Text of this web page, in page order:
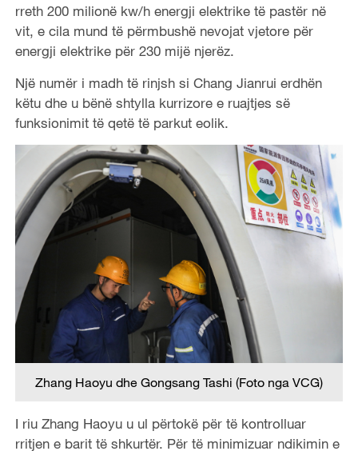
rreth 200 milionë kw/h energji elektrike të pastër në
vit, e cila mund të përmbushë nevojat vjetore për
energji elektrike për 230 mijë njerëz.
Një numër i madh të rinjsh si Chang Jianrui erdhën
këtu dhe u bënë shtylla kurrizore e ruajtjes së
funksionimit të qetë të parkut eolik.
Zhang Haoyu dhe Gongsang Tashi (Foto nga VCG)
I riu Zhang Haoyu u ul përtokë për të kontrolluar
rritjen e barit të shkurtër. Për të minimizuar ndikimin e